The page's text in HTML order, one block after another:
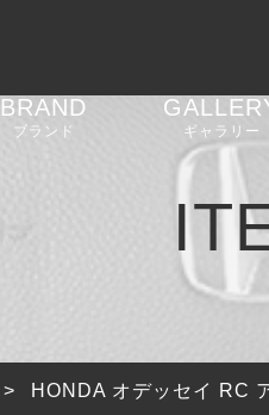
BRAND
ブランド ギャラリー
BMW 2
BMW M2
BMW M2
> HONDA オデッセイ RC